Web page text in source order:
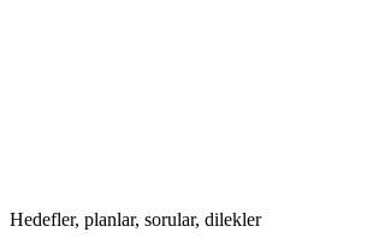
Hedefler, planlar, sorular, dilekler